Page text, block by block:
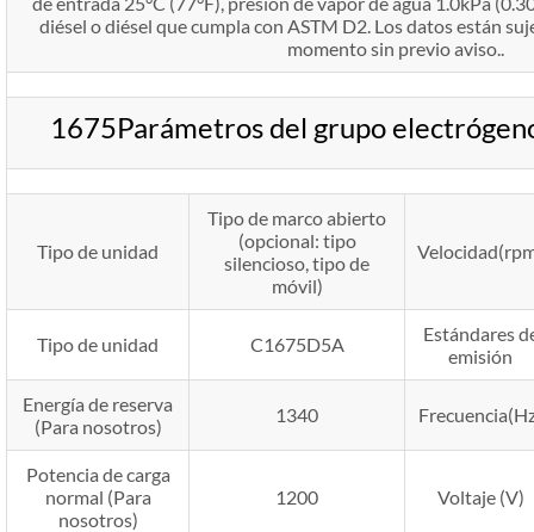
diésel o diésel que cumpla con ASTM D2. Los datos están
momento sin previo aviso..
1675Parámetros del grupo
Tipo de unidad
Tipo de marco abierto
(opcional: tipo
silencioso, tipo de
móvil)
Tipo de unidad C1675D5A
Estándares
emisión
Energía de reserva
(Para nosotros)
1340
Potencia de carga
normal (Para
nosotros)
1200 Voltaje (V)